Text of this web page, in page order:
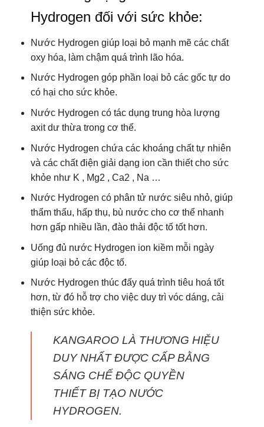
Hydrogen đối với sức khỏe:
Nước Hydrogen giúp loại bỏ mạnh mẽ các chất
oxy hóa, làm chậm quá trình lão hóa.
Nước Hydrogen góp phần loại bỏ các gốc tự do
có hại cho sức khỏe.
Nước Hydrogen có tác dụng trung hòa lượng
axit dư thừa trong cơ thể.
Nước Hydrogen chứa các khoáng chất tự nhiên
và các chất điện giải dạng ion cần thiết cho sức
khỏe như K , Mg2 , Ca2 , Na …
Nước Hydrogen có phân tử nước siêu nhỏ, giúp
thẩm thấu, hấp thụ, bù nước cho cơ thể nhanh
hơn gấp nhiều lần, đào thải độc tố tốt hơn.
Uống đủ nước Hydrogen ion kiềm mỗi ngày
giúp loại bỏ các độc tố.
Nước Hydrogen thúc đấy quá trình tiêu hoá tốt
hơn, từ đó hỗ trợ cho việc duy trì vóc dáng, cải
thiện sức khỏe.
KANGAROO LÀ THƯƠNG HIỆU
DUY NHẤT ĐƯỢC CẤP BẰNG
SÁNG CHẾ ĐỘC QUYỀN
THIẾT BỊ TẠO NƯỚC
HYDROGEN.